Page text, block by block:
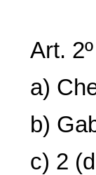
Art.
a)
b)
c) 2